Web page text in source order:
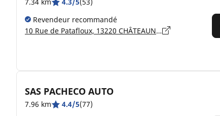
Revendeur recommandé
10 Rue de Patafloux, 13220 CHÂTEAUNEUF-LES-MARTIGUES
SAS PACHECO AUTO
7.96 km 4.4/5(77)